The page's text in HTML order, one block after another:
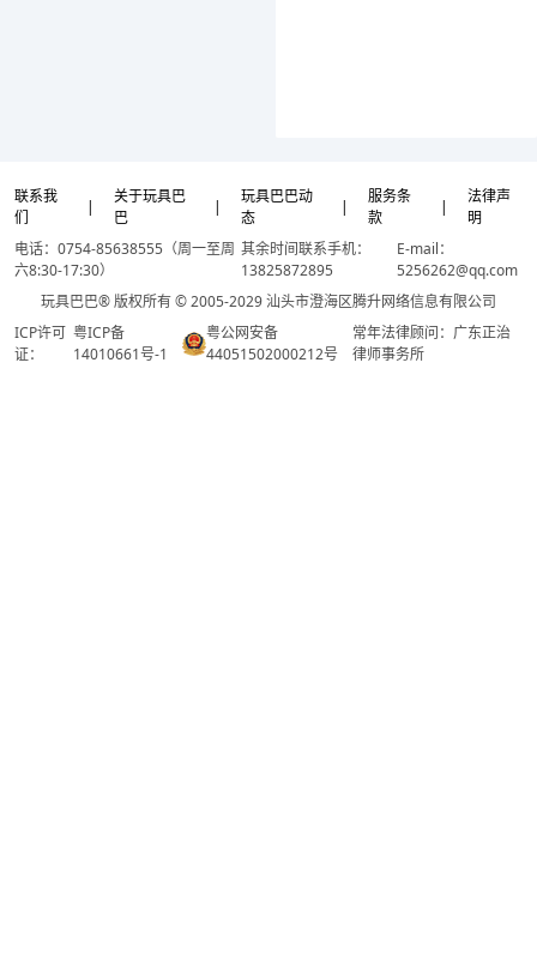
联系我
们
|
关于玩具巴
巴
|
玩具巴巴动
态
|
服务条
款
|
法律声
明
电话：0754-85638555（周一至周
六8:30-17:30）
其余时间联系手机：
13825872895
E-mail：
5256262@qq.com
玩具巴巴® 版权所有 © 2005-2029 汕头市澄海区腾升网络信息有限公司
ICP许可
证：
粤ICP备
14010661号-1
粤公网安备
44051502000212号
常年法律顾问：广东正治
律师事务所